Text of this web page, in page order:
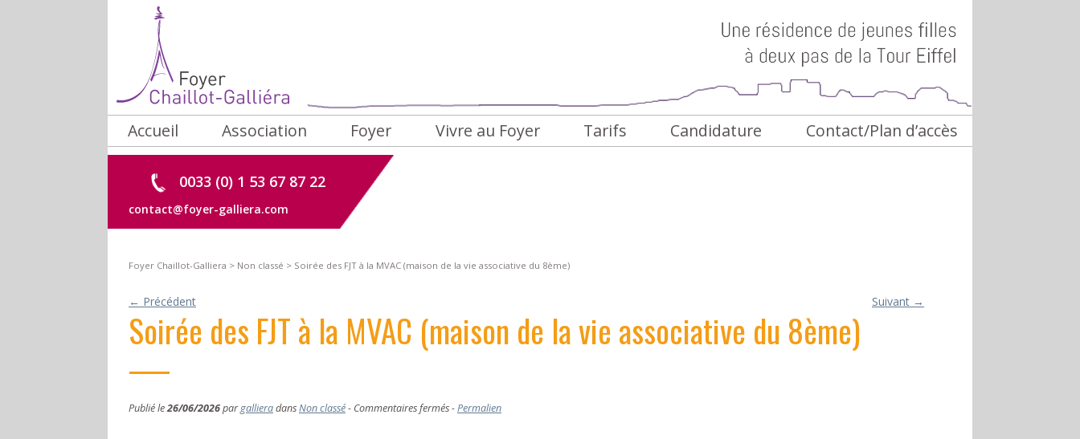
Accueil Association
Historique
Objet
L’équipe
Foyer
Chambres
Restauration
Vie quotidienne
Vivre au Foyer Tarifs Candidature Contact/Plan d’accès
0033 (0) 1 53 67 87 22
contact@foyer-galliera.com
Foyer Chaillot-Galliera > Non classé > Soirée des FJT à la MVAC (maison de la vie associative du 8ème)
← Précédent Suivant →
Soirée des FJT à la MVAC (maison de la vie associative du 8ème)
Publié le26/06/2026pargallieradansNon classé- Commentaires ferméssur
-Permalien